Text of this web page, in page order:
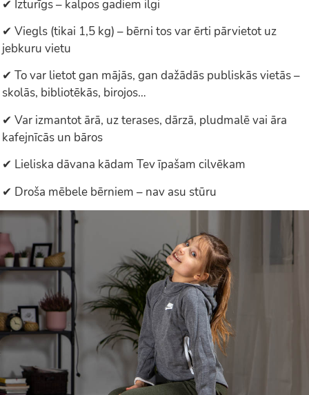
✔ Izturīgs – kalpos gadiem ilgi
✔ Viegls (tikai 1,5 kg) – bērni tos var ērti pārvietot uz
jebkuru vietu
✔ To var lietot gan mājās, gan dažādās publiskās vietās –
skolās, bibliotēkās, birojos…
✔ Var izmantot ārā, uz terases, dārzā, pludmalē vai āra
kafejnīcās un bāros
✔ Lieliska dāvana kādam Tev īpašam cilvēkam
✔ Droša mēbele bērniem – nav asu stūru